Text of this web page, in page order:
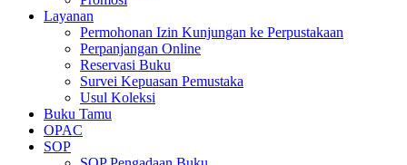
Layanan
Permohonan Izin Kunjungan ke Perpustakaan
Perpanjangan Online
Reservasi Buku
Survei Kepuasan Pemustaka
Usul Koleksi
Buku Tamu
OPAC
SOP